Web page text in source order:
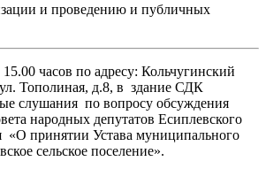
и проведению и публичных
часов по адресу: Кольчугинский
Тополиная, д.8, в здание СДК
слушания по вопросу обсуждения
народных депутатов Есиплевского
«О принятии Устава муниципального
сельское поселение».